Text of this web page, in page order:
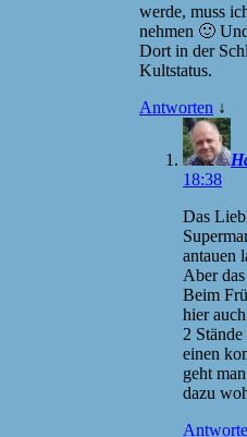
werde, muss
nehmen 🙂
Dort in der
Kultstatus.
Antworten ↓
18:38
Das
antauen
Aber
Beim
hier
2
einen
geht
dazu